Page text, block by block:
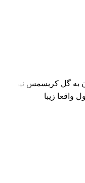
به گل کریسمس نیز
زیبا